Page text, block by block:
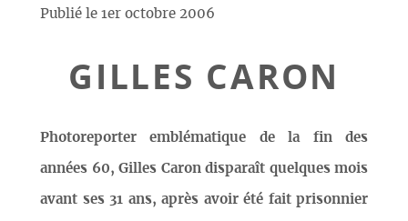
Publié le 1er octobre 2006
GILLES CARON
Photoreporter emblématique de la fin des
années 60, Gilles Caron disparaît quelques mois
avant ses 31 ans, après avoir été fait prisonnier